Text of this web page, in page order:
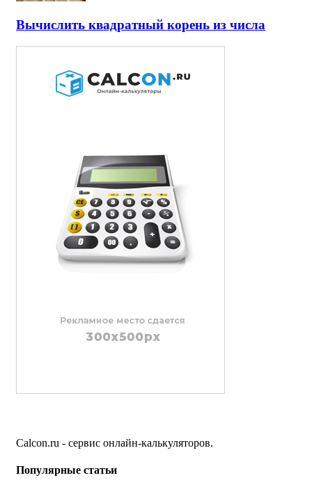
Вычислить квадратный корень из числа
Calcon.ru - сервис онлайн-калькуляторов.
Популярные статьи